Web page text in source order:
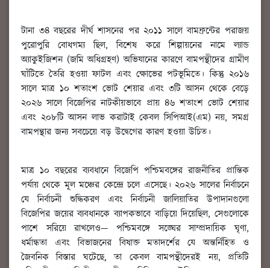
টানা ৩৪ বছরের দীর্ঘ শাসনের পর ২০১১ সালে বামফ্রন্টের পরাজয়
পুরোপুরি বোধগম্য ছিল, বিশেষ করে শিল্পায়নের নামে ল্যান্ড
অ্যাকুইজিশন (জমি অধিগ্রহণ) অভিযানের কারণে বামপন্থীদের গ্রামীণ
ঘাঁটিতে তৈরি হওয়া ফাটল এবং ক্ষোভের পটভূমিতে। কিন্তু ২০১৬
সালে মাত্র ১০ শতাংশ ভোট শেয়ার এবং ৩টি আসন থেকে বেড়ে
২০২৬ সালে বিজেপির নাটকীয়ভাবে প্রায় ৪৬ শতাংশ ভোট শেয়ার
এবং ২০৮টি আসন লাভ করাটাই কেবল সিপিআই(এম) নয়, সমগ্র
বামপন্থার জন্য সবচেয়ে বড় উদ্বেগের কারণ হওয়া উচিত।
মাত্র ১০ বছরের ব্যবধানে বিজেপি পশ্চিমবঙ্গের রাজনীতির প্রান্তিক
পর্যায় থেকে মূল মঞ্চের কেন্দ্রে চলে এসেছে। ২০২৬ সালের নির্বাচনে
যে নির্বাচনী শুদ্ধিকরণ এবং নির্বাচনী জালিয়াতির উপাদানগুলো
বিজেপির জয়ের ব্যবধানকে ব্যাপকভাবে বাড়িয়ে দিয়েছিল, সেগুলোকে
পাশে সরিয়ে রাখলেও— পশ্চিমবঙ্গে সঙ্ঘের সাম্প্রদায়িক ঘৃণা,
ধর্মান্ধতা এবং বিভাজনের বিষাক্ত মতাদর্শের যে অন্তর্নিহিত ও
জৈবনিক বিস্তার ঘটেছে, তা কেবল বামপন্থীদেরই নয়, প্রতিটি